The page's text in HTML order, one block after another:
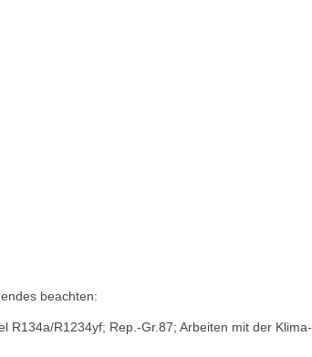
beachten:
R1234yf; Rep.-Gr.87; Arbeiten mit der Klima-